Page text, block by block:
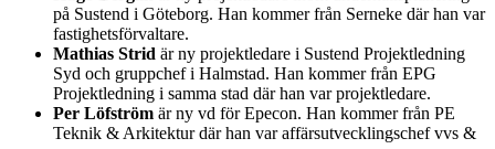
på Sustend i Göteborg. Han kommer från Serneke där han var
fastighetsförvaltare.
Mathias Strid är ny projektledare i Sustend Projektledning
Syd och gruppchef i Halmstad. Han kommer från EPG
Projektledning i samma stad där han var projektledare.
Per Löfström är ny vd för Epecon. Han kommer från PE
Teknik & Arkitektur där han var affärsutvecklingschef vvs &